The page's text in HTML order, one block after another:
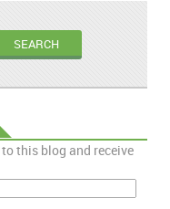
this blog and receive